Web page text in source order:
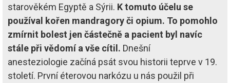
starověkém Egyptě a Sýrii. K tomuto účelu se
používal kořen mandragory či opium. To pomohlo
zmírnit bolest jen částečně a pacient byl navíc
stále při vědomí a vše cítil. Dnešní
anesteziologie začíná psát svou historii teprve v 19.
století. První éterovou narkózu u nás použil při